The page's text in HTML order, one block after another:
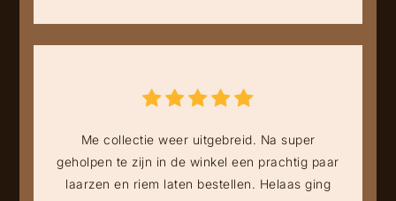
Me collectie weer uitgebreid. Na super
geholpen te zijn in de winkel een prachtig paar
laarzen en riem laten bestellen. Helaas ging